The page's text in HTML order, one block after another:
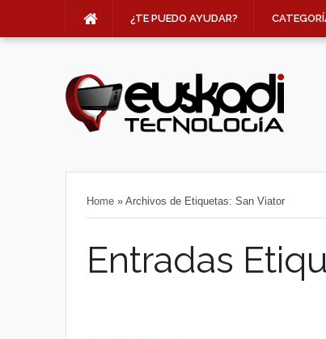
¿TE PUEDO AYUDAR?
Home » Archivos de Etiquetas: San Viator
Entradas